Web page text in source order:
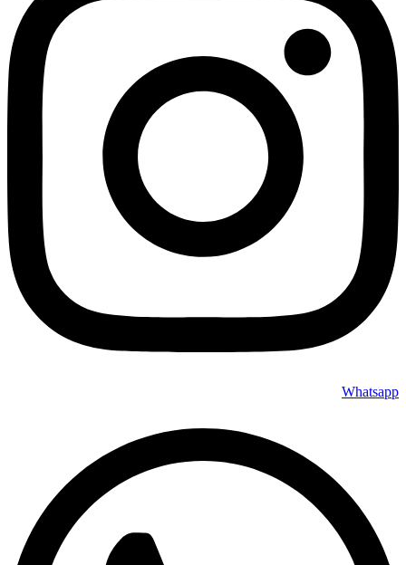
Whatsapp